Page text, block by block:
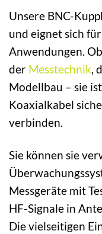
Unsere BNC-
und eignet sich
Anwendungen.
der Messtechnik,
Modellbau – sie
Koaxialkabel
verbinden.
Sie können sie
Messgeräte mit
HF-Signale in
Die vielseitigen